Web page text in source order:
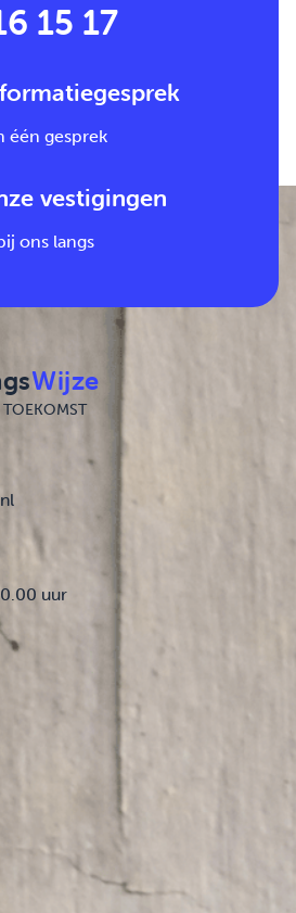
15 17
één gesprek
vestigingen
ons langs
Wijze
uur